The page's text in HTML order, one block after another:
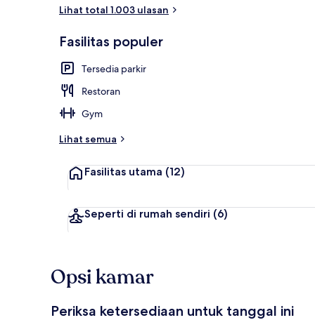
Lihat total 1.003 ulasan
Fasilitas populer
Tersedia parkir
Restoran
Gym
Lihat semua
Fasilitas utama (12)
Seperti di rumah sendiri (6)
Opsi kamar
Periksa ketersediaan untuk tanggal ini